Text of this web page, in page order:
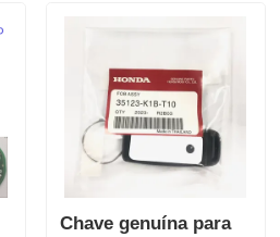
Chave genuína para